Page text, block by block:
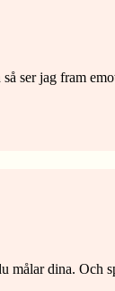
ser jag fram
dina. Och